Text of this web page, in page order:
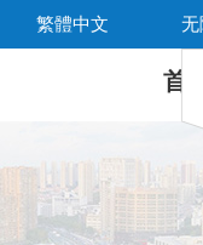
繁體中文 无
首 页